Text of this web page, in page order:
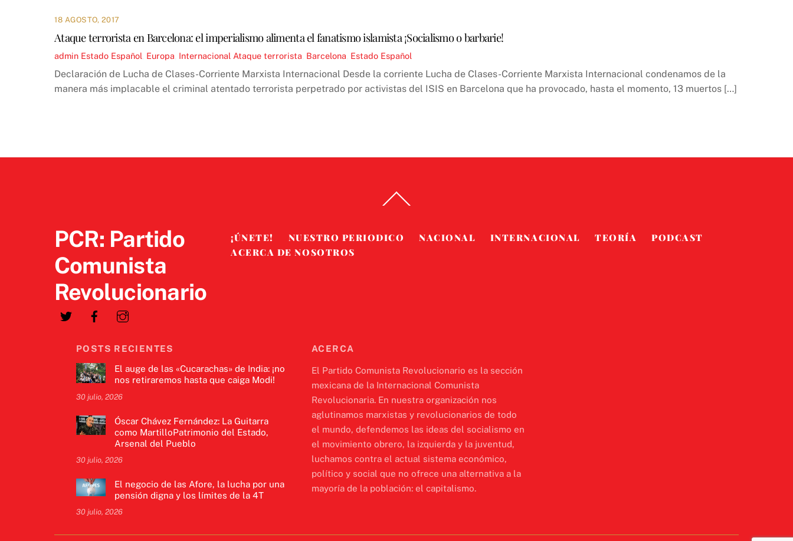
18 AGOSTO, 2017
Ataque terrorista en Barcelona: el imperialismo alimenta el fanatismo islamista ¡Socialismo o barbarie!
admin Estado Español Europa Internacional Ataque terrorista Barcelona Estado Español
Declaración de Lucha de Clases-Corriente Marxista Internacional Desde la corriente Lucha de Clases-Corriente Marxista Internacional condenamos de la
manera más implacable el criminal atentado terrorista perpetrado por activistas del ISIS en Barcelona que ha provocado, hasta el momento, 13 muertos […]
To
PCR: Partido
Comunista
Revolucionario
¡ÚNETE! NUESTRO PERIODICO NACIONAL INTERNACIONAL TEORÍA
PODCAST
ACERCA DE NOSOTROS
POSTS RECIENTES
El auge de las «Cucarachas» de India: ¡no
nos retiraremos hasta que caiga Modi!
30 julio, 2026
Óscar Chávez Fernández: La Guitarra
como MartilloPatrimonio del Estado,
Arsenal del Pueblo
30 julio, 2026
El negocio de las Afore, la lucha por una
pensión digna y los límites de la 4T
30 julio, 2026
ACERCA
El Partido Comunista Revolucionario es la sección
mexicana de la Internacional Comunista
Revolucionaria. En nuestra organización nos
aglutinamos marxistas y revolucionarios de todo
el mundo, defendemos las ideas del socialismo en
el movimiento obrero, la izquierda y la juventud,
luchamos contra el actual sistema económico,
político y social que no ofrece una alternativa a la
mayoría de la población: el capitalismo.